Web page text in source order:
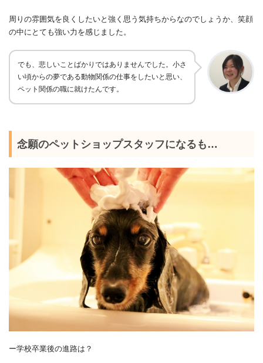
周りの雰囲気を良くしたいと強く思う気持ちからなのでしょうか、笑顔
の中にとても強い力を感じました。
でも、悲しいことばかりではありませんでした。 小さ
い頃からの夢である動物関係の仕事をしたいと思い、
ペット関係の職に就けたんです。
念願のペットショップスタッフになるも…
ー学校卒業後の進路は？